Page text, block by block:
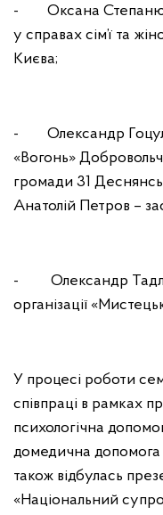
- Оксана
у справах сім’ї та
Києва;
- Олександр
«Вогонь»
громади 31
Анатолій Петров –
- Олександр Тадля,
організації
У процесі роботи
співпраці в рамках
психологічна
домедична допомога
також відбулась
«Національний